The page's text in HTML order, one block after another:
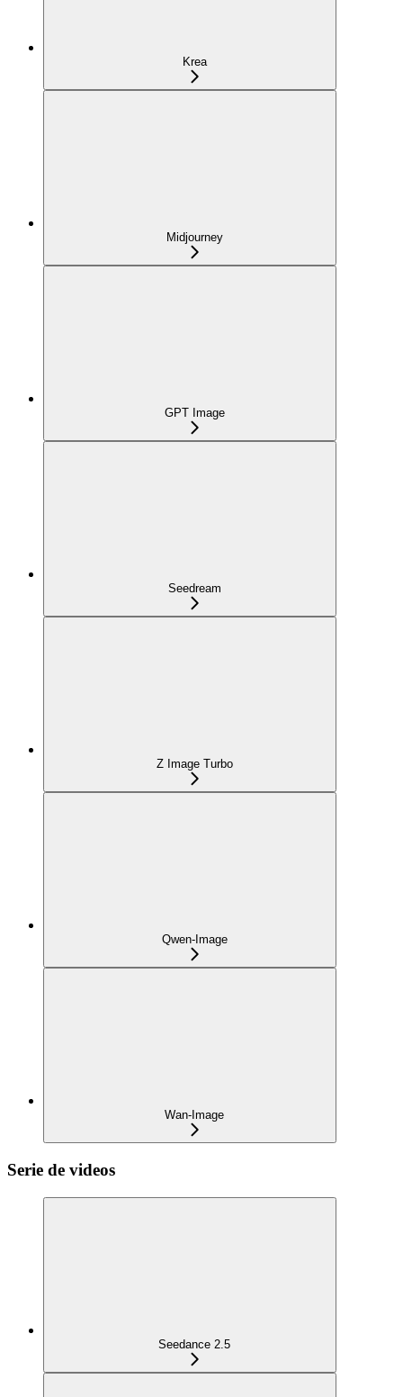
Krea
Midjourney
GPT Image
Seedream
Z Image Turbo
Qwen-Image
Wan-Image
Serie de videos
Seedance 2.5